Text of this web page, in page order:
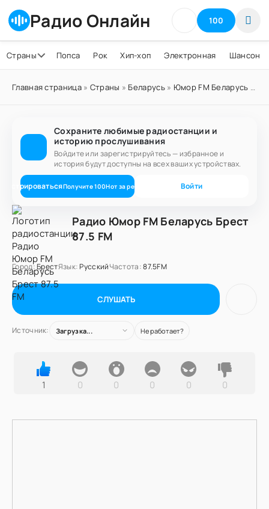
Радио Онлайн 100
Страны Попса Рок Хип-хоп Электронная Шансон
Главная страница» Страны » Беларусь» Юмор FM Беларусь
Сохраните любимые радиостанции и
историю прослушивания
Войдите или зарегистрируйтесь — избранное и
история будут доступны на всех ваших устройствах.
Получите100Нот за регистрацию Войти
Радио Юмор FM Беларусь Брест
87.5 FM
Город:БрестЯзык: РусскийЧастота:87.5FM
СЛУШАТЬ
Источник: Загрузка... Не работает?
1 0 0 0 0 0